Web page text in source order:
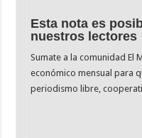
Esta nota es
nuestros lectores
Sumate a la comunidad El
económico mensual para
periodismo libre,